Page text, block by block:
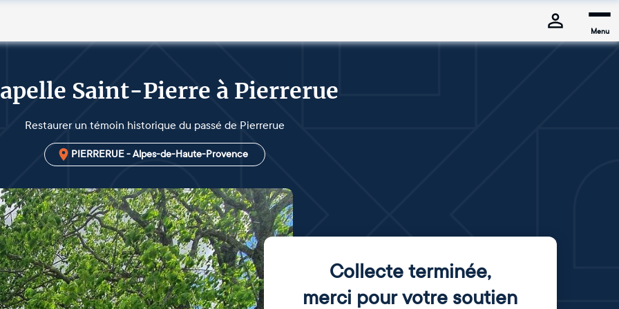
Menu
Saint-Pierre à Pierrerue
Restaurer un témoin historique du passé de Pierrerue
PIERRERUE - Alpes-de-Haute-Provence
Collecte terminée,
merci pour votre soutien